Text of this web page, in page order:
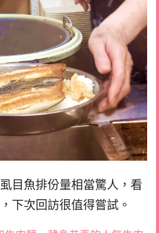
目魚排份量相當驚人，看
下次回訪很值得嘗試。